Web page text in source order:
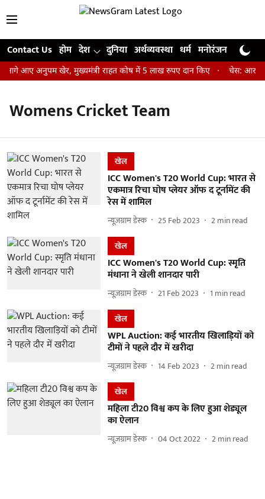
Contact Us होम देश दुनिया अर्थव्यवस्था धर्म मनोरंजन खेल
आगे आए अनुपम खेर, मुख्यमंत्री राहत कोष में 5 लाख रुपए दान किए चेस: आर
Womens Cricket Team
खेल
ICC Women's T20 World Cup: भारत से
एकमात्र रिचा घोष प्लेयर ऑफ द टूर्नामेंट की
रेस में शामिल
न्यूज़ग्राम डेस्क 25 Feb 2023 2min read
खेल
ICC Women's T20 World Cup: स्मृति
मंधाना ने खेली शानदार पारी
न्यूज़ग्राम डेस्क 21 Feb 2023 1 min read
खेल
WPL Auction: कई भारतीय खिलाड़ियों को
टीमों ने पहले दौर में खरीदा
न्यूज़ग्राम डेस्क 14 Feb 2023 2min read
खेल
महिला टी20 विश्व कप के लिए हुआ शेड्यूल
का ऐलान
न्यूज़ग्राम डेस्क 04 Oct 2022 2min read